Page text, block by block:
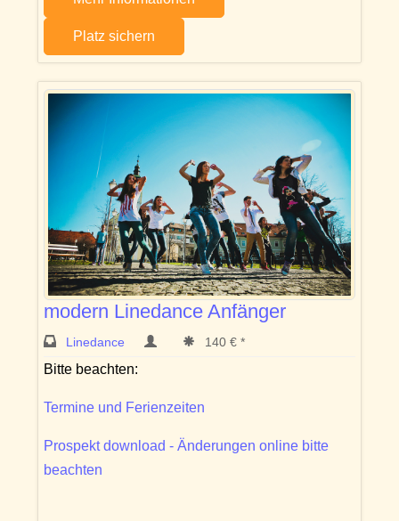
Platz sichern
modern Linedance Anfänger
Linedance 140 € *
Bitte beachten:
Termine und Ferienzeiten
Prospekt download - Änderungen online bitte
beachten